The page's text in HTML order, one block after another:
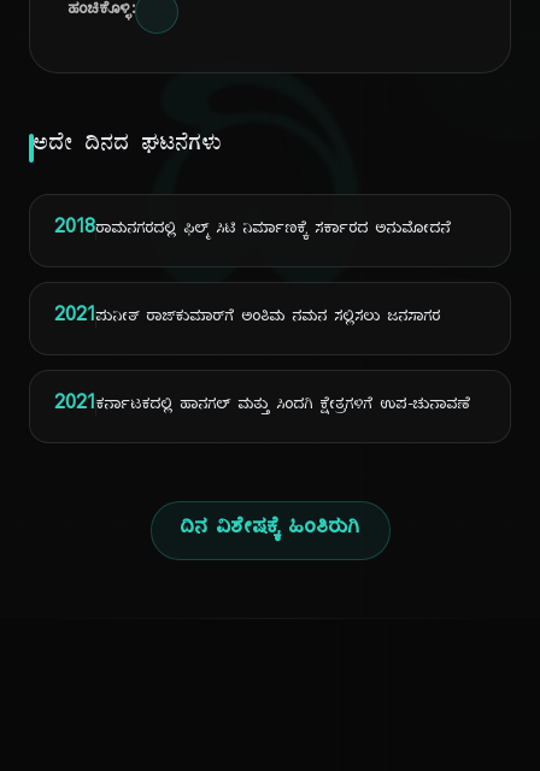
ದಿ
ಹಂಚಿಕೊಳ್ಳಿ:
ಅದೇ ದಿನದ ಘಟನೆಗಳು
2018ರಾಮನಗರದಲ್ಲಿ ಫಿಲ್ಮ್ ಸಿಟಿ ನಿರ್ಮಾಣಕ್ಕೆ ಸರ್ಕಾರದ ಅನುಮೋದನೆ
2021ಪುನೀತ್ ರಾಜ್‌ಕುಮಾರ್‌ಗೆ ಅಂತಿಮ ನಮನ ಸಲ್ಲಿಸಲು ಜನಸಾಗರ
2021ಕರ್ನಾಟಕದಲ್ಲಿ ಹಾನಗಲ್ ಮತ್ತು ಸಿಂದಗಿ ಕ್ಷೇತ್ರಗಳಿಗೆ ಉಪ-ಚುನಾವಣೆ
ದಿನ ವಿಶೇಷಕ್ಕೆ ಹಿಂತಿರುಗಿ